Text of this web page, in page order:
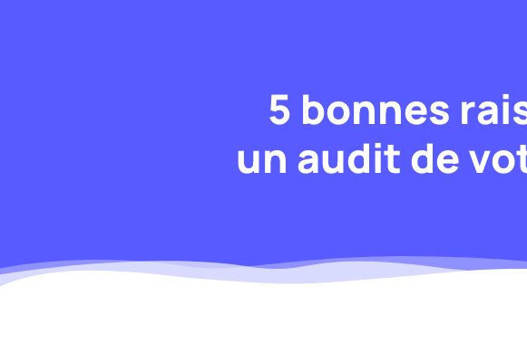
5 bonnes
un audit de